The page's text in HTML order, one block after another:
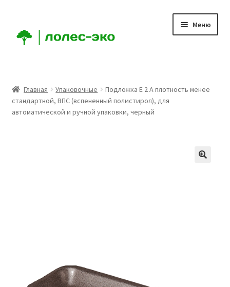
навигации
содержимому
Меню
Компания
Главная Упаковочные
Подложка Е 2 А плотность менее
стандартной, ВПС (вспененный полистирол), для
автоматической и ручной упаковки, черный